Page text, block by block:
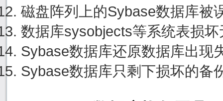
磁盘阵列上的Sybase数据库被
数据库sysobjects等系统表损
Sybase数据库还原数据库出现
Sybase数据库只剩下损坏的备